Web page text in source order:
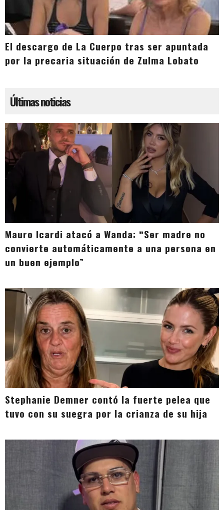
El descargo de La Cuerpo tras ser apuntada
por la precaria situación de Zulma Lobato
Últimas noticias
Mauro Icardi atacó a Wanda: “Ser madre no
convierte automáticamente a una persona en
un buen ejemplo”
Stephanie Demner contó la fuerte pelea que
tuvo con su suegra por la crianza de su hija